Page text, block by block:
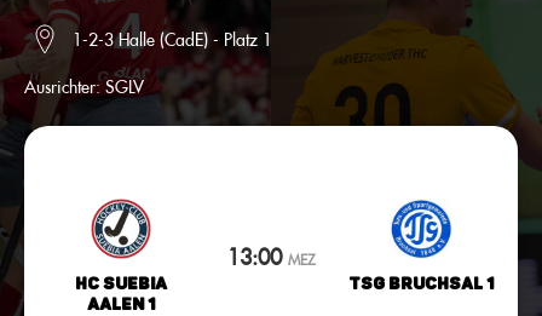
1-2-3 Halle (CadE) - Platz 1
Ausrichter:SGLV
HC Suebia
Aalen 1
13:00 MEZ
TSG Bruchsal 1